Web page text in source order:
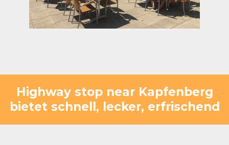
Highway stop near Kapfenberg
bietet schnell, lecker, erfrischend